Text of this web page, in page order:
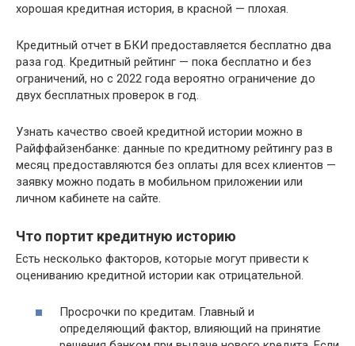
хорошая кредитная история, в красной — плохая.
Кредитный отчет в БКИ предоставляется бесплатно два
раза год. Кредитный рейтинг — пока бесплатно и без
ограничений, но с 2022 года вероятно ограничение до
двух бесплатных проверок в год.
Узнать качество своей кредитной истории можно в
Райффайзенбанке: данные по кредитному рейтингу раз в
месяц предоставляются без оплаты для всех клиентов —
заявку можно подать в мобильном приложении или
личном кабинете на сайте.
Что портит кредитную историю
Есть несколько факторов, которые могут привести к
оцениванию кредитной истории как отрицательной.
Просрочки по кредитам. Главный и
определяющий фактор, влияющий на принятие